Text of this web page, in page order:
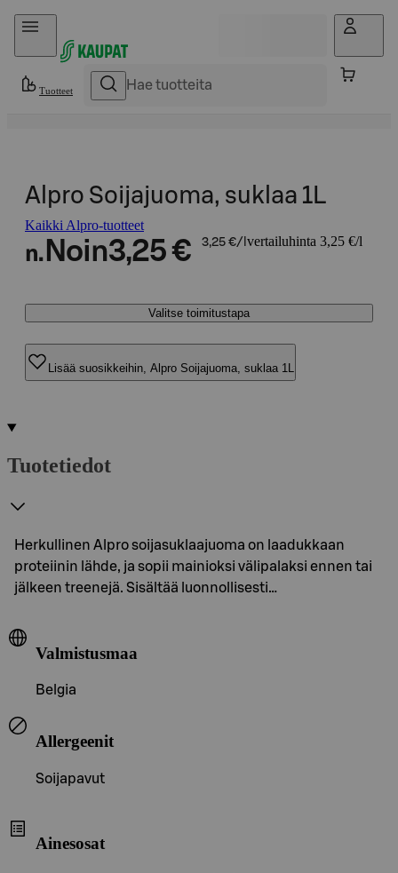
Hyppää sisältöön
Tuotteet
Alpro Soijajuoma, suklaa 1L
Kaikki Alpro-tuotteet
n. Noin3,25 € 3,25 €/l vertailuhinta 3,25 €/l
Valitse toimitustapa
Lisää suosikkeihin, Alpro Soijajuoma, suklaa 1L
Tuotetiedot
Herkullinen Alpro soijasuklaajuoma on laadukkaan
proteiinin lähde, ja sopii mainioksi välipalaksi ennen tai
jälkeen treenejä. Sisältää luonnollisesti…
Valmistusmaa
Belgia
Allergeenit
Soijapavut
Ainesosat